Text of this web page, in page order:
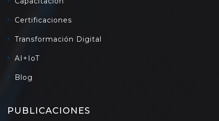
Certificaciones
Transformación Digital
AI+IoT
Blog
PUBLICACIONES